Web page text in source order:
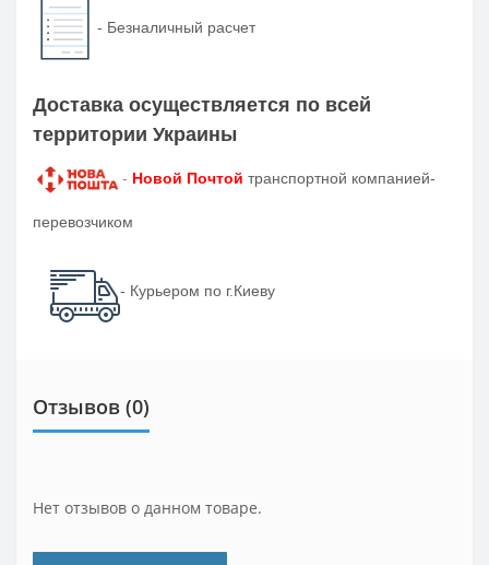
- Безналичный расчет
Доставка осуществляется по всей
территории Украины
- Новой Почтой транспортной компанией-
перевозчиком
- Курьером по г.Киеву
Отзывов (0)
Нет отзывов о данном товаре.